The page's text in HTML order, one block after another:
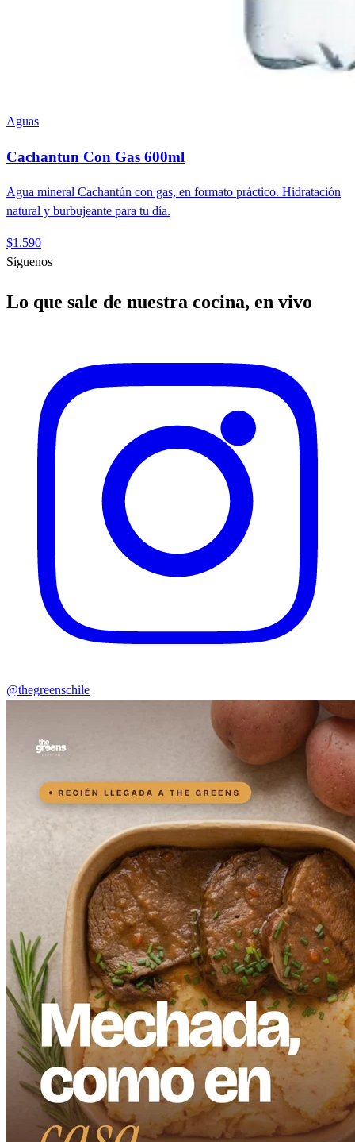
Aguas
Cachantun Con Gas 600ml
Agua mineral Cachantún con gas, en formato práctico. Hidratación
natural y burbujeante para tu día.
$1.590
Síguenos
Lo que sale de nuestra cocina, en vivo
@thegreenschile